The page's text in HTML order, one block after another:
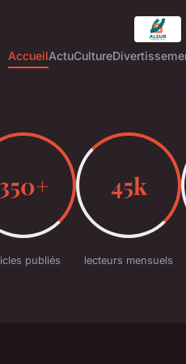
AccueilActuCulture
publiés
45k
lecteurs mensuels